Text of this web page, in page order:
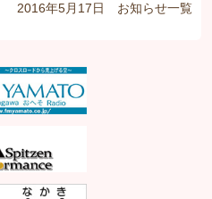
2016年5月17日 お知らせ一覧